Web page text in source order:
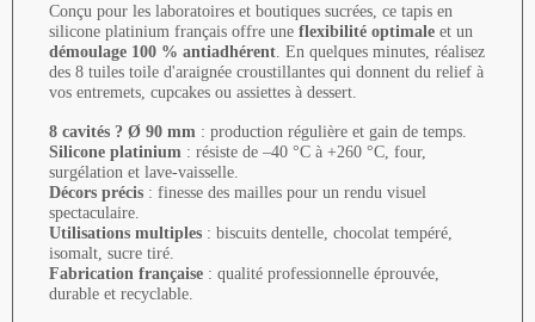
Conçu pour les laboratoires et boutiques sucrées, ce tapis en
silicone platinium français offre une flexibilité optimale et un
démoulage 100 % antiadhérent . En quelques minutes, réalisez
des 8 tuiles toile d'araignée croustillantes qui donnent du relief à
vos entremets, cupcakes ou assiettes à dessert.
8 cavités ? Ø 90 mm : production régulière et gain de temps.
Silicone platinium : résiste de –40 °C à +260 °C, four,
surgélation et lave-vaisselle.
Décors précis : finesse des mailles pour un rendu visuel
spectaculaire.
Utilisations multiples : biscuits dentelle, chocolat tempéré,
isomalt, sucre tiré.
Fabrication française : qualité professionnelle éprouvée,
durable et recyclable.